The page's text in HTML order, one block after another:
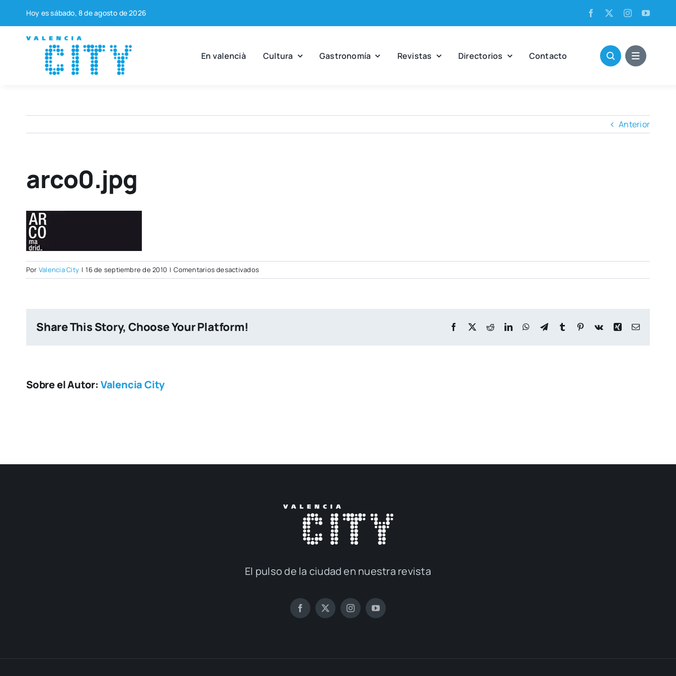
contenido
Hoy es sába­do, 8 de agos­to de 2026
En valen­cià Cul­tu­ra Gas­tro­no­mía Revis­tas Direc­to­rios Con­tac­to
Anterior
arco0.jpg
Por Valencia City | 16 de septiembre de 2010 | Comentarios desactivadosen
arco0.jpg
Share This Story, Choose Your Platform! Facebook
X RedditLinkedInWhatsApp
TelegramTumblr Pinterest
Vk Xing Correo
Sobre el Autor: Valencia City
El pul­so de la ciu­dad en nues­tra revis­ta